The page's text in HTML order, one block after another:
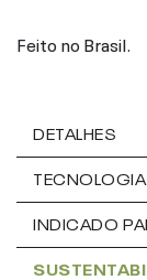
Feito no Brasil.
DETALHES
TECNOLOGIA
INDICADO